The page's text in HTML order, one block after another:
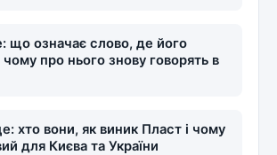
що означає слово, де його
про нього знову говорять в
хто вони, як виник Пласт і чому
для Києва та України